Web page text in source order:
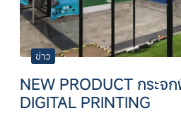
ข่าว
NEW PRODUCT กระ
DIGITAL PRINTING